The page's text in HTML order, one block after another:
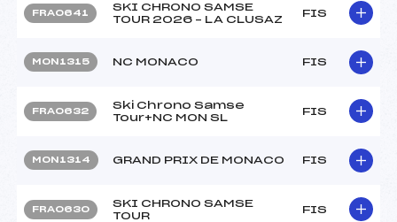
FRA0641
SKI CHRONO SAMSE
TOUR 2026 – LA CLUSAZ
FIS
MON1315 NC MONACO FIS
FRA0632
Ski Chrono Samse
Tour+NC MON SL
FIS
MON1314 GRAND PRIX DE MONACO FIS
FRA0630
SKI CHRONO SAMSE
TOUR
FIS